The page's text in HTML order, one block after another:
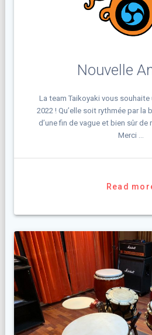
Nouvelle
La team Taikoyaki vous souhaite
2022 ! Qu’elle soit rythmée par la
d’une fin de vague et bien sûr
Merci …
Read